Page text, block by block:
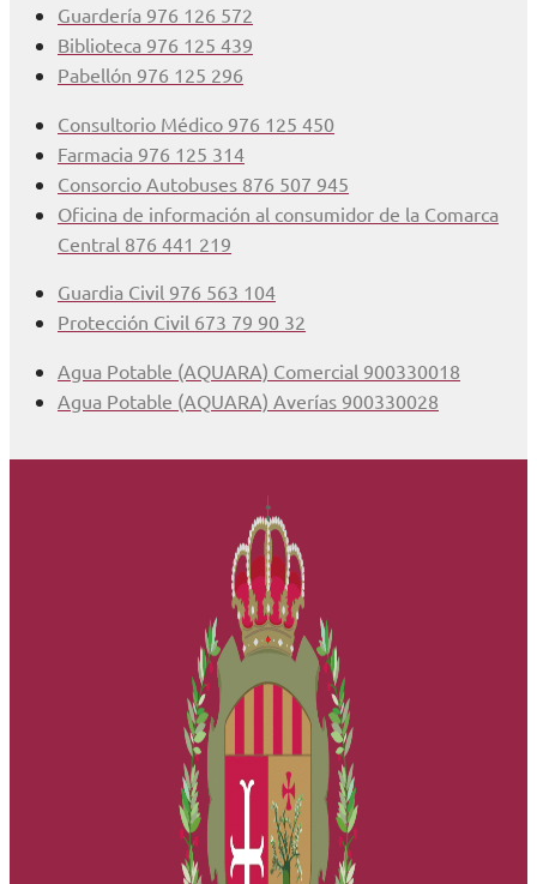
Guardería 976 126 572
Biblioteca 976 125 439
Pabellón 976 125 296
Consultorio Médico 976 125 450
Farmacia 976 125 314
Consorcio Autobuses 876 507 945
Oficina de información al consumidor de la Comarca
Central 876 441 219
Guardia Civil 976 563 104
Protección Civil 673 79 90 32
Agua Potable (AQUARA) Comercial 900330018
Agua Potable (AQUARA) Averías 900330028